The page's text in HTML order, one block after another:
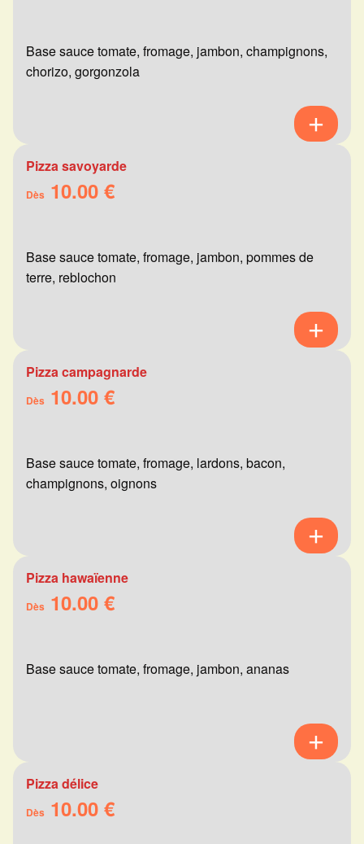
Base sauce tomate, fromage, jambon, champignons,
chorizo, gorgonzola
Pizza savoyarde
Dès 10.00 €
Base sauce tomate, fromage, jambon, pommes de
terre, reblochon
Pizza campagnarde
Dès 10.00 €
Base sauce tomate, fromage, lardons, bacon,
champignons, oignons
Pizza hawaïenne
Dès 10.00 €
Base sauce tomate, fromage, jambon, ananas
Pizza délice
Dès 10.00 €